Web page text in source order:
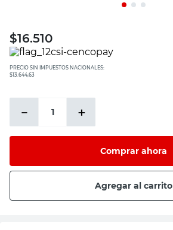
$16.510
PRECIO SIN IMPUESTOS NACIONALES:
$13.644,63
＋
－
Comprar ahora
Agregar al carrito